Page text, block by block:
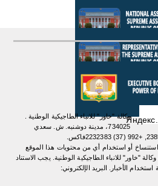
وكالة "خاور" للانباء الطاجيكية الوطنية .
734025، مدينة دوشنبه. ش. سعدي
أو استخدام أي من محتويات هذا الموقع
"خاور" للانباء الطاجيكية الوطنية. یجب الاستناد
الأخبار. البريد الإلكتروني: